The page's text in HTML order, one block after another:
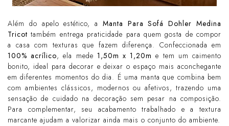
Além do apelo estético, a Manta Para Sofá Dohler Medina
Tricottambém entrega praticidade para quem gosta de compor
a casa com texturas que fazem diferença. Confeccionada em
100% acrílico, ela mede 1,50m x 1,20m e tem um caimento
bonito, ideal para decorar e deixar o espaço mais aconchegante
em diferentes momentos do dia. É uma manta que combina bem
com ambientes clássicos, modernos ou afetivos, trazendo uma
sensação de cuidado na decoração sem pesar na composição.
Para complementar, seu acabamento trabalhado e a textura
marcante ajudam a valorizar ainda mais o conjunto do ambiente.